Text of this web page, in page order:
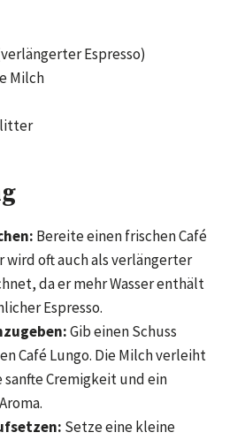
Espresso)
Milch
Bereite einen frischen Café
wird oft auch als verlängerter
da er mehr Wasser enthält
Espresso.
Gib einen Schuss
Café Lungo. Die Milch verleiht
sanfte Cremigkeit und ein
Setze eine kleine